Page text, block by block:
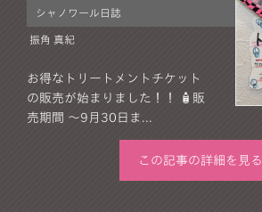
シャノワール日誌
振角 真紀
お得なトリートメントチケット
の販売が始まりました！！ 🧴販
売期間 ～9月30日ま...
この記事の詳細を見る